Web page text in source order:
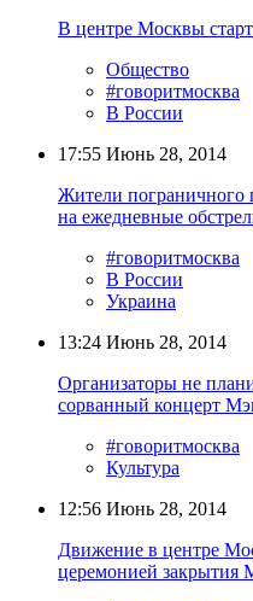
В центре Москвы
Общество
#говоритмосква
В России
17:55 Июнь 28, 2014
Жители пограничного
на ежедневные
#говоритмосква
В России
Украина
13:24 Июнь 28, 2014
Организаторы не
сорванный концерт
#говоритмосква
Культура
12:56 Июнь 28, 2014
Движение в центре
церемонией